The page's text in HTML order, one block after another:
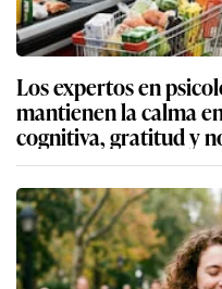
Los expertos en
mantienen la calma
cognitiva, gratitud y